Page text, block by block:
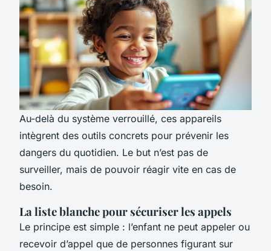
Au-delà du système verrouillé, ces appareils
intègrent des outils concrets pour prévenir les
dangers du quotidien. Le but n’est pas de
surveiller, mais de pouvoir réagir vite en cas de
besoin.
La liste blanche pour sécuriser les appels
Le principe est simple : l’enfant ne peut appeler ou
recevoir d’appel que de personnes figurant sur